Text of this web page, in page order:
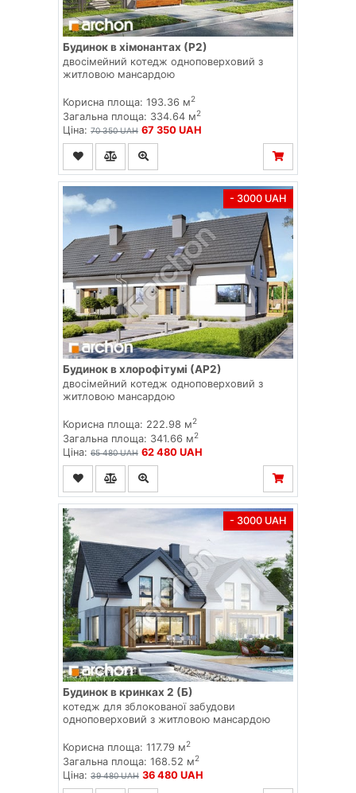
Будинок в хімонантах (Р2)
двосімейний котедж одноповерховий з
житловою мансардою
Корисна площа: 193.36 м2
Загальна площа: 334.64 м2
Ціна: 70 350 UAH 67 350 UAH
- 3000 UAH
Будинок в хлорофітумі (АР2)
двосімейний котедж одноповерховий з
житловою мансардою
Корисна площа: 222.98 м2
Загальна площа: 341.66 м2
Ціна: 65 480 UAH 62 480 UAH
- 3000 UAH
Будинок в кринках 2 (Б)
котедж для зблокованої забудови
одноповерховий з житловою мансардою
Корисна площа: 117.79 м2
Загальна площа: 168.52 м2
Ціна: 39 480 UAH 36 480 UAH